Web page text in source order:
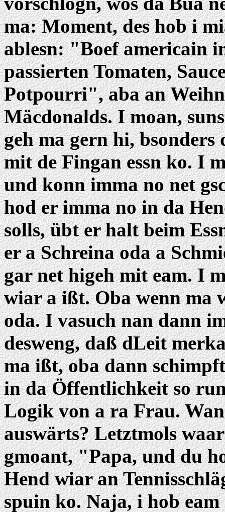
ma: Moment, des hob i
ablesn: "Boef americain
passierten Tomaten,
Potpourri", aba an
Mäcdonalds. I moan,
geh ma gern hi, bsonders
mit de Fingan essn ko. I
und konn imma no net
hod er imma no in da
solls, übt er halt beim
er a Schreina oda a
gar net higeh mit eam. I
wiar a ißt. Oba wenn ma
oda. I vasuch nan dann
desweng, daß dLeit
ma ißt, oba dann
in da Öffentlichkeit so
Logik von a ra Frau.
auswärts? Letztmols
gmoant, "Papa, und du
Hend wiar an
spuin ko. Naja, i hob